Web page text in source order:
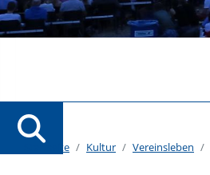
Startseite Kultur Vereinsleben